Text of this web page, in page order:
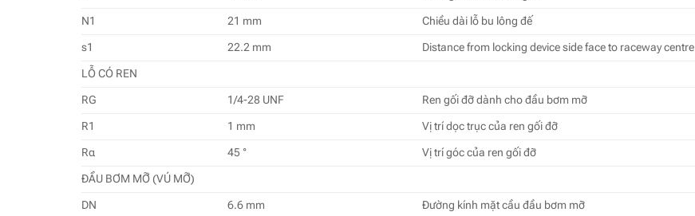
N1
21 mm
Chiều dài lỗ bu lông đế
s1
22.2 mm
Distance from locking device side face to raceway centre
LỖ CÓ REN
RG
1/4-28 UNF
Ren gối đỡ dành cho đầu bơm mỡ
R1
1 mm
Vị trí dọc trục của ren gối đỡ
Rα
45 °
Vị trí góc của ren gối đỡ
ĐẦU BƠM MỠ (VÚ MỠ)
DN
6.6 mm
Đường kính mặt cầu đầu bơm mỡ